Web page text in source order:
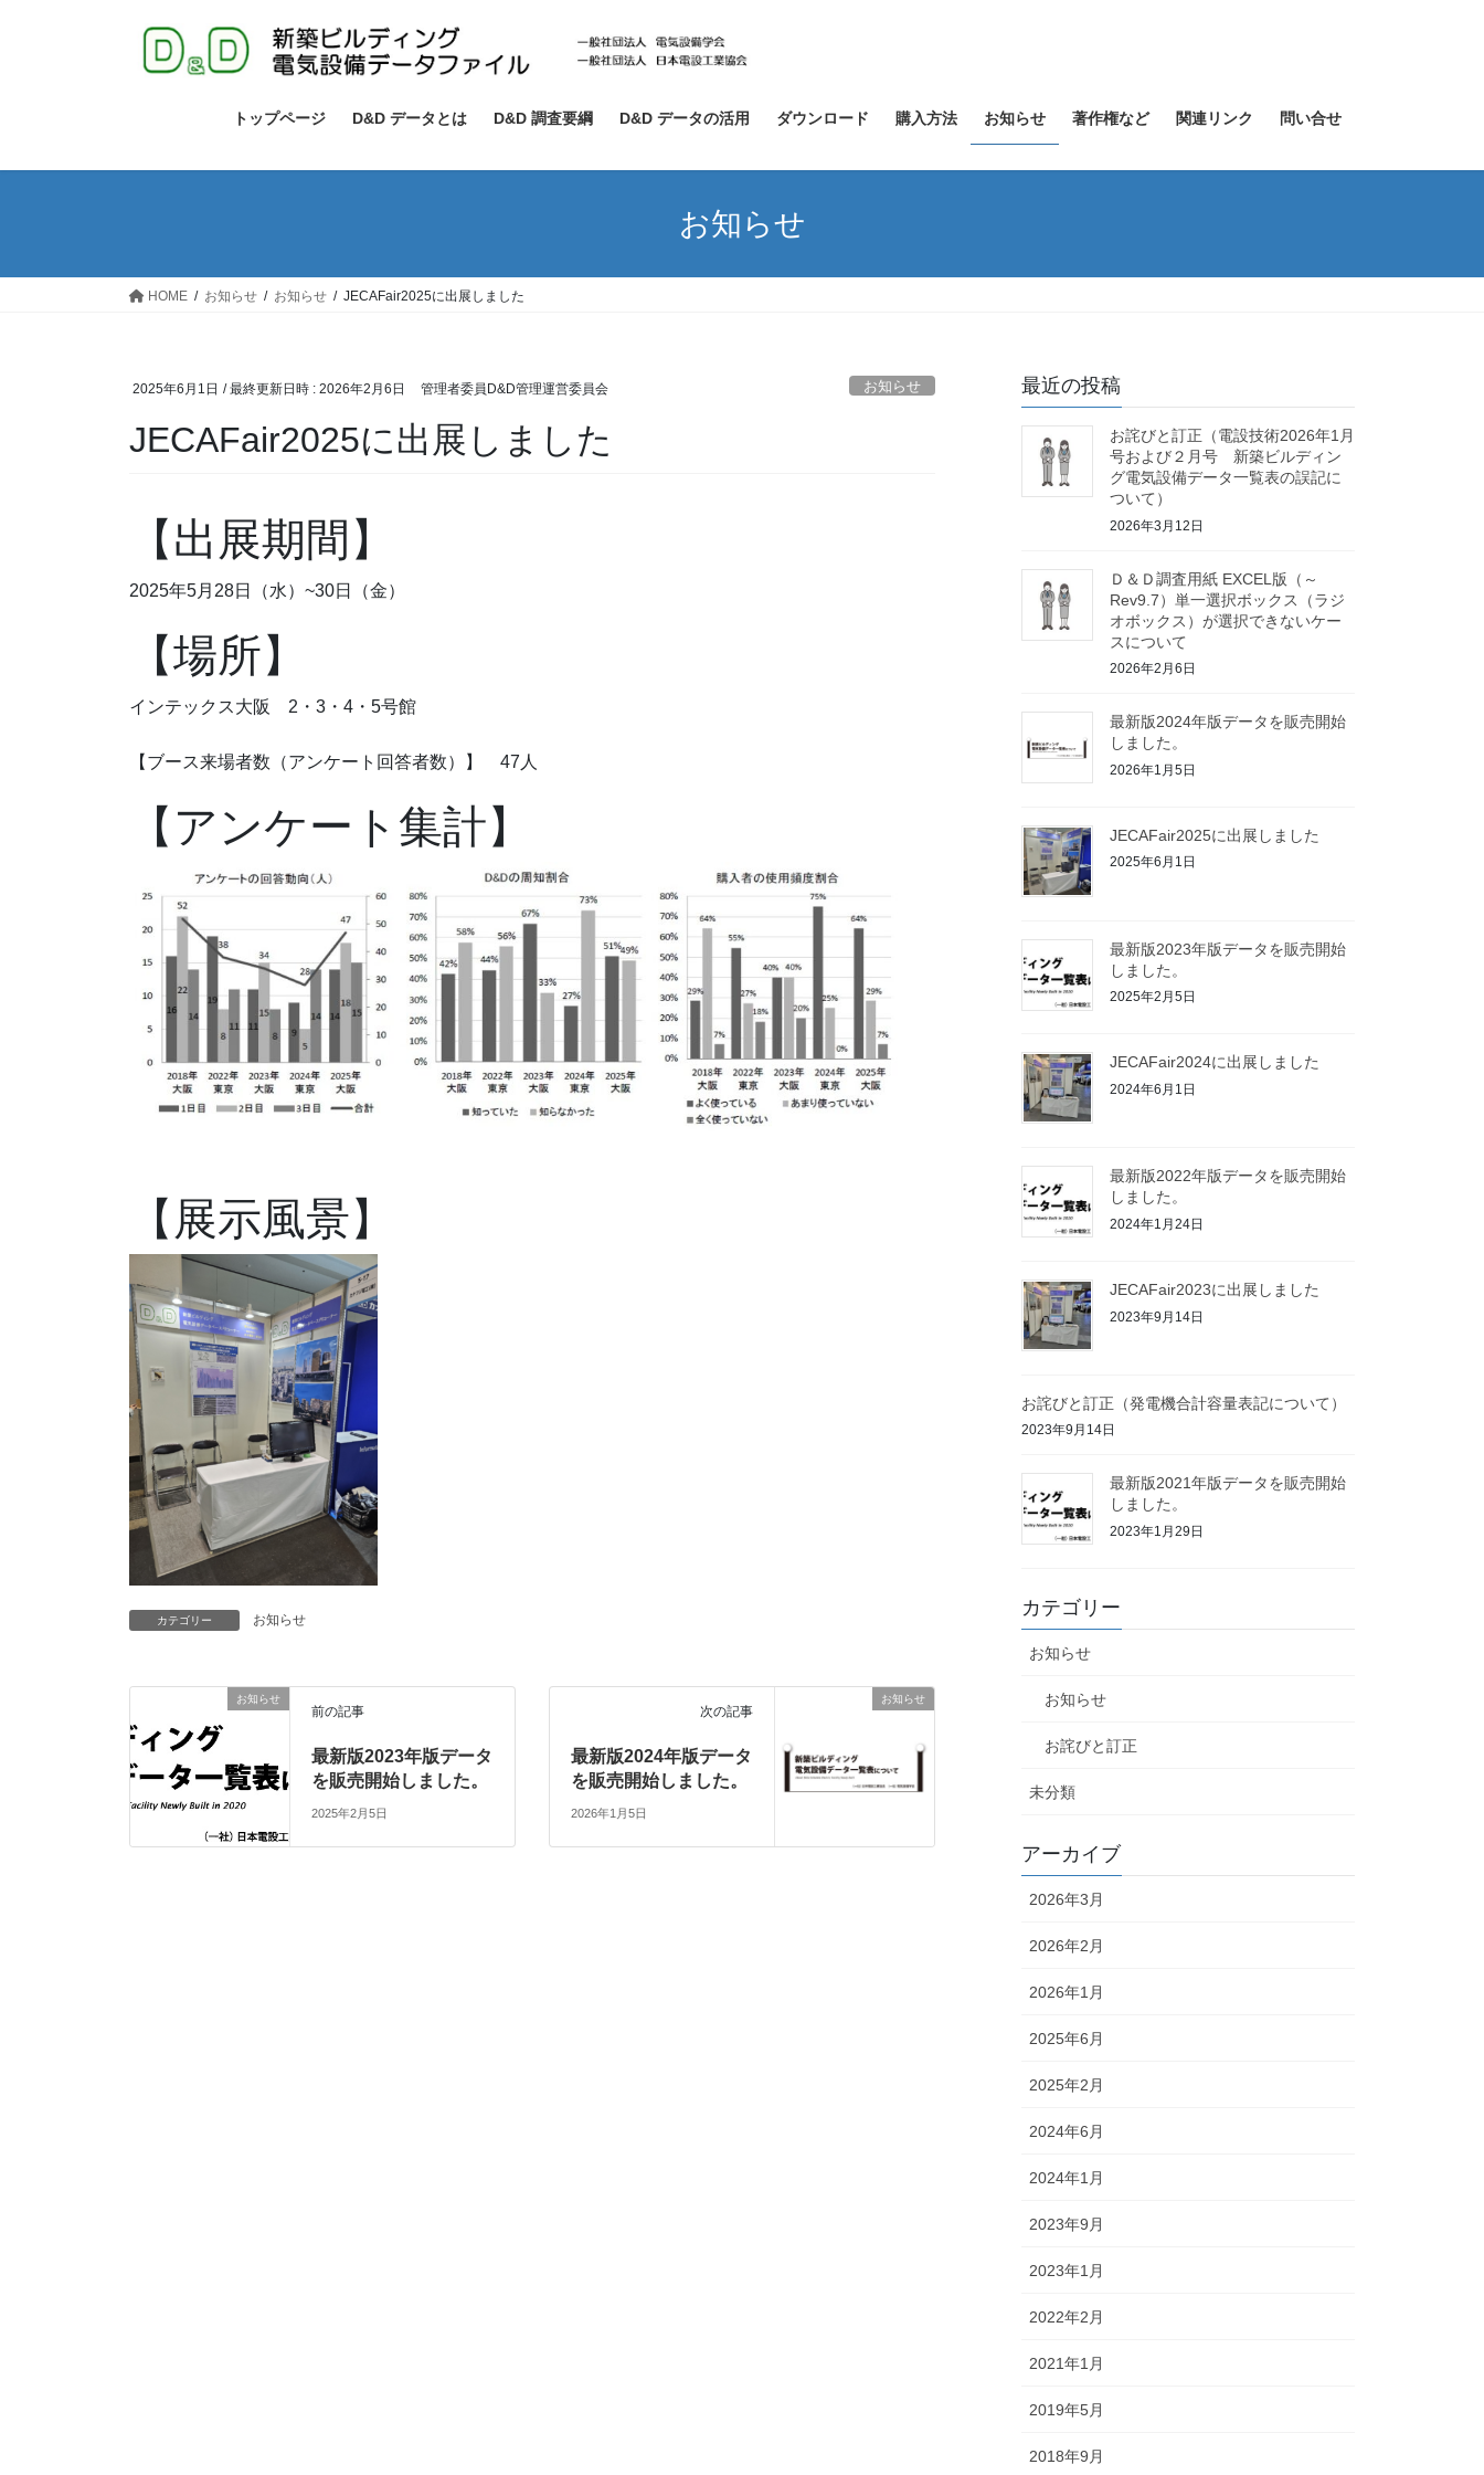
ス
ン
トップページ D&D データとは D&D 調査要綱 D&D データの活用 ダウンロード 購入方法 お知らせ 著作権など 関連リンク 問い合せ
お知らせ
HOME お知らせ お知らせ JECAFair2025に出展しました
2025年6月1日 / 最終更新日時 : 2026年2月6日 管理者委員D&D管理運営委員会 お知らせ
JECAFair2025に出展しました
【出展期間】
2025年5月28日（水）~30日（金）
【場所】
インテックス大阪 2・3・4・5号館
【ブース来場者数（アンケート回答者数）】 47人
【アンケート集計】
【展示風景】
カテゴリー お知らせ
お知らせ
前の記事
最新版2023年版データ
を販売開始しました。
2025年2月5日
お知らせ
次の記事
最新版2024年版データ
を販売開始しました。
2026年1月5日
最近の投稿
お詫びと訂正（電設技術2026年1月
号および２月号 新築ビルディン
グ電気設備データ一覧表の誤記に
ついて）
2026年3月12日
Ｄ＆Ｄ調査用紙 EXCEL版（～
Rev9.7）単一選択ボックス（ラジ
オボックス）が選択できないケー
スについて
2026年2月6日
最新版2024年版データを販売開始
しました。
2026年1月5日
JECAFair2025に出展しました
2025年6月1日
最新版2023年版データを販売開始
しました。
2025年2月5日
JECAFair2024に出展しました
2024年6月1日
最新版2022年版データを販売開始
しました。
2024年1月24日
JECAFair2023に出展しました
2023年9月14日
お詫びと訂正（発電機合計容量表記について）
2023年9月14日
最新版2021年版データを販売開始
しました。
2023年1月29日
カテゴリー
お知らせ
お知らせ
お詫びと訂正
未分類
アーカイブ
2026年3月
2026年2月
2026年1月
2025年6月
2025年2月
2024年6月
2024年1月
2023年9月
2023年1月
2022年2月
2021年1月
2019年5月
2018年9月